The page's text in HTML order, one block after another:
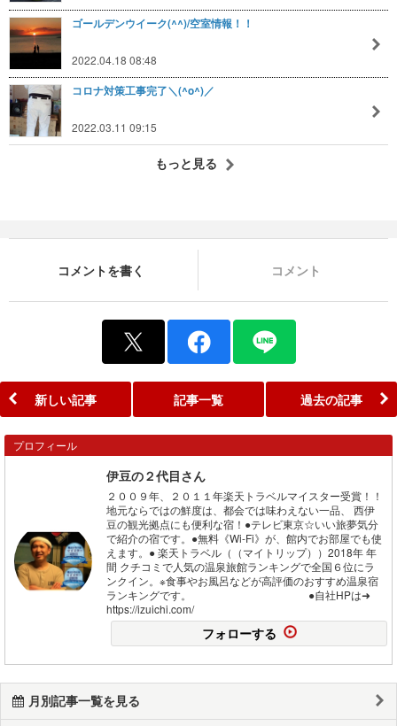
ゴールデンウイーク(^^)/空室情報！！
2022.04.18 08:48
コロナ対策工事完了＼(^o^)／
2022.03.11 09:15
もっと見る
コメントを書く コメント
新しい記事 記事一覧 過去の記事
プロフィール
伊豆の２代目さん
２００９年、２０１１年楽天トラベルマイスター受賞！！
地元ならではの鮮度は、都会では味わえない一品、 西伊
豆の観光拠点にも便利な宿！●テレビ東京☆いい旅夢気分
で紹介の宿です。●無料《Wi-Fi》が、館内でお部屋でも使
えます。● 楽天トラベル（（マイトリップ））2018年 年
間 クチコミで人気の温泉旅館ランキングで全国６位にラ
ンクイン。※食事やお風呂などが高評価のおすすめ温泉宿
ランキングです。 ●自社HPは➜
https://izuichi.com/
フォローする
月別記事一覧を見る